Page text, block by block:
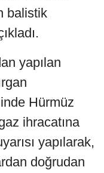
balistik
yapılan
Hürmüz
ihracatına
yapılarak,
doğrudan